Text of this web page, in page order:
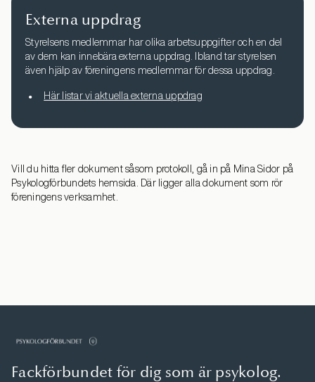
Externa uppdrag
Styrelsens medlemmar har olika arbetsuppgifter och en del
av dem kan innebära externa uppdrag. Ibland tar styrelsen
även hjälp av föreningens medlemmar för dessa uppdrag.
Här listar vi aktuella externa uppdrag
Vill du hitta fler dokument såsom protokoll, gå in på Mina Sidor på
Psykologförbundets hemsida. Där ligger alla dokument som rör
föreningens verksamhet.
Fackförbundet för dig som är psykolog.